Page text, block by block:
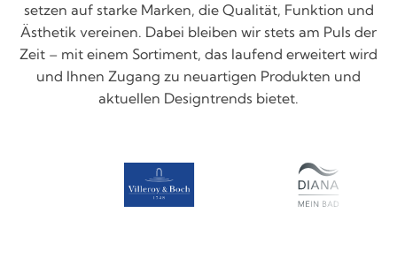
setzen auf starke Marken, die Qualität, Funktion und
Ästhetik vereinen. Dabei bleiben wir stets am Puls der
Zeit – mit einem Sortiment, das laufend erweitert wird
und Ihnen Zugang zu neuartigen Produkten und
aktuellen Designtrends bietet.